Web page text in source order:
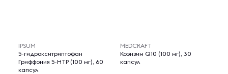
IPSUM
5-гидрокситриптофан
Гриффония 5-НТР (100 мг), 60
капсул
MEDCRAFT
Коэнзим Q10 (100 мг), 30
капсул